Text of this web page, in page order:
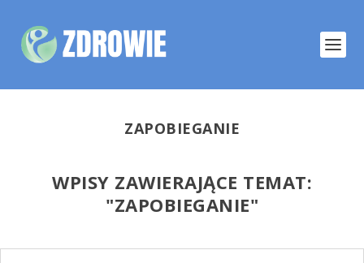
ZAPOBIEGANIE
WPISY ZAWIERAJĄCE TEMAT:
"ZAPOBIEGANIE"